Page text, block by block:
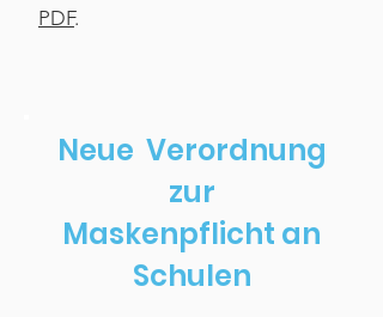
PDF.
Neue Verordnung
zur
Maskenpflicht an
Schulen